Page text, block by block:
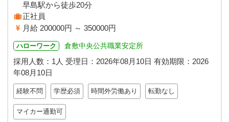
早島駅から徒歩20分
正社員
月給 200000円 ～ 350000円
ハローワーク 倉敷中央公共職業安定所
採用人数：1人 受理日： 2026年08月10日 有効期限： 2026
年08月10日
経験不問 学歴必須 時間外労働あり 転勤なし
マイカー通勤可